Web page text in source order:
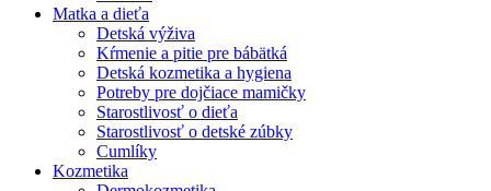
Matka a dieťa
Detská výživa
Kŕmenie a pitie pre bábätká
Detská kozmetika a hygiena
Potreby pre dojčiace mamičky
Starostlivosť o dieťa
Starostlivosť o detské zúbky
Cumlíky
Kozmetika